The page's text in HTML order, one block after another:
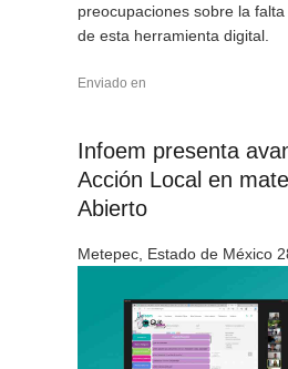
preocupaciones sobre la
de esta herramienta digital.
Enviado en
Infoem presenta
Acción Local en
Abierto
Metepec, Estado de México